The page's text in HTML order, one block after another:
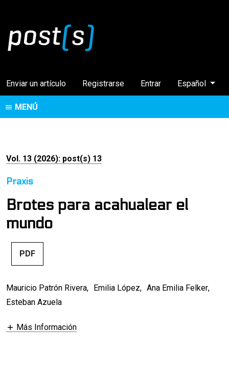
Enviar un artículo Registrarse Entrar Cambiar el
Español
MENÚ
Vol. 13 (2026): post(s) 13
Praxis
Brotes para acahualear el
mundo
PDF
Mauricio Patrón Rivera, Emilia López, Ana Emilia Felker,
Esteban Azuela
Más Información